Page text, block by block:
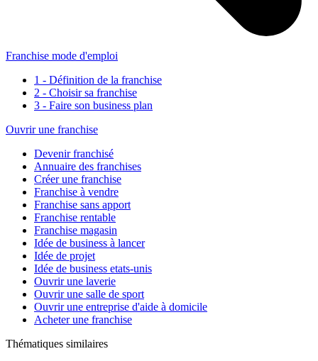
Franchise mode d'emploi
1 - Définition de la franchise
2 - Choisir sa franchise
3 - Faire son business plan
Ouvrir une franchise
Devenir franchisé
Annuaire des franchises
Créer une franchise
Franchise à vendre
Franchise sans apport
Franchise rentable
Franchise magasin
Idée de business à lancer
Idée de projet
Idée de business etats-unis
Ouvrir une laverie
Ouvrir une salle de sport
Ouvrir une entreprise d'aide à domicile
Acheter une franchise
Thématiques similaires